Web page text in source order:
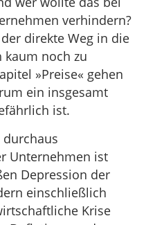
verhindern?
direkte Weg in die
noch zu
»Preise« gehen
ein insgesamt
ist.
Unternehmen ist
Depression der
einschließlich
Krise